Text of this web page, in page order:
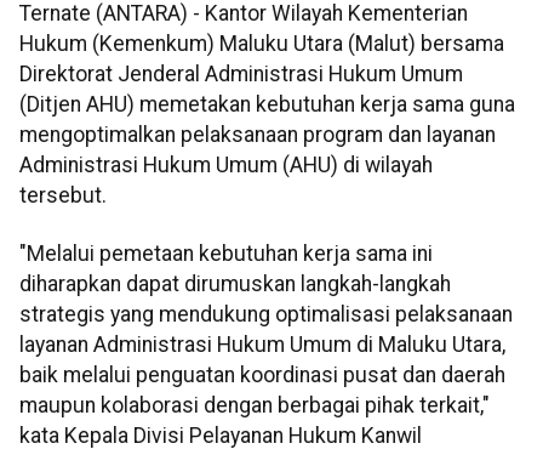
Ternate (ANTARA) - Kantor Wilayah Kementerian
Hukum (Kemenkum) Maluku Utara (Malut) bersama
Direktorat Jenderal Administrasi Hukum Umum
(Ditjen AHU) memetakan kebutuhan kerja sama guna
mengoptimalkan pelaksanaan program dan layanan
Administrasi Hukum Umum (AHU) di wilayah
tersebut.
"Melalui pemetaan kebutuhan kerja sama ini
diharapkan dapat dirumuskan langkah-langkah
strategis yang mendukung optimalisasi pelaksanaan
layanan Administrasi Hukum Umum di Maluku Utara,
baik melalui penguatan koordinasi pusat dan daerah
maupun kolaborasi dengan berbagai pihak terkait,"
kata Kepala Divisi Pelayanan Hukum Kanwil